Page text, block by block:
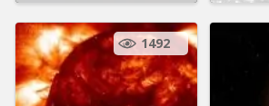
1492